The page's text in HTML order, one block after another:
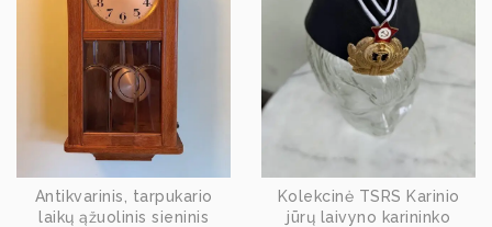
Antikvarinis, tarpukario
laikų ąžuolinis sieninis
Kolekcinė TSRS Karinio
jūrų laivyno karininko